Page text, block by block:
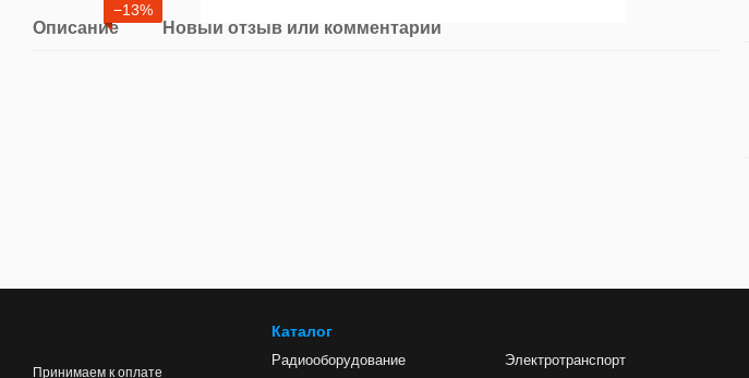
−13%
Описание Новый отзыв или комментарий
Принимаем к оплате
Каталог
Радиооборудование Электротранспорт